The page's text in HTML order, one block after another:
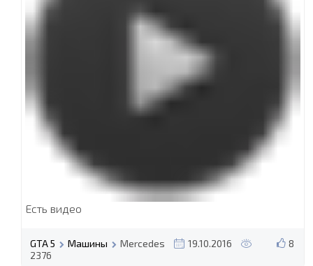
Есть видео
8
GTA 5 Машины Mercedes
19.10.2016
2376